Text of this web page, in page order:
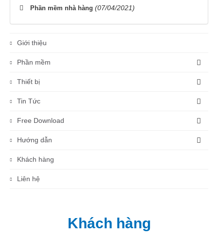
Phần mềm nhà hàng (07/04/2021)
Giới thiệu
Phần mềm
Thiết bị
Tin Tức
Free Download
Hướng dẫn
Khách hàng
Liên hệ
Khách hàng